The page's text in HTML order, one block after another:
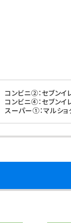
コンビニ②：セブン
コンビニ④：セブン
スーパー①：マル